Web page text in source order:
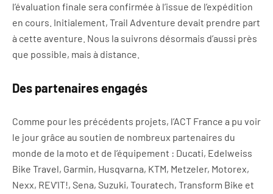
l’évaluation finale sera confirmée à l’issue de l’expédition
en cours. Initialement, Trail Adventure devait prendre part
à cette aventure. Nous la suivrons désormais d’aussi près
que possible, mais à distance.
Des partenaires engagés
Comme pour les précédents projets, l’ACT France a pu voir
le jour grâce au soutien de nombreux partenaires du
monde de la moto et de l’équipement : Ducati, Edelweiss
Bike Travel, Garmin, Husqvarna, KTM, Metzeler, Motorex,
Nexx, REV’IT!, Sena, Suzuki, Touratech, Transform Bike et